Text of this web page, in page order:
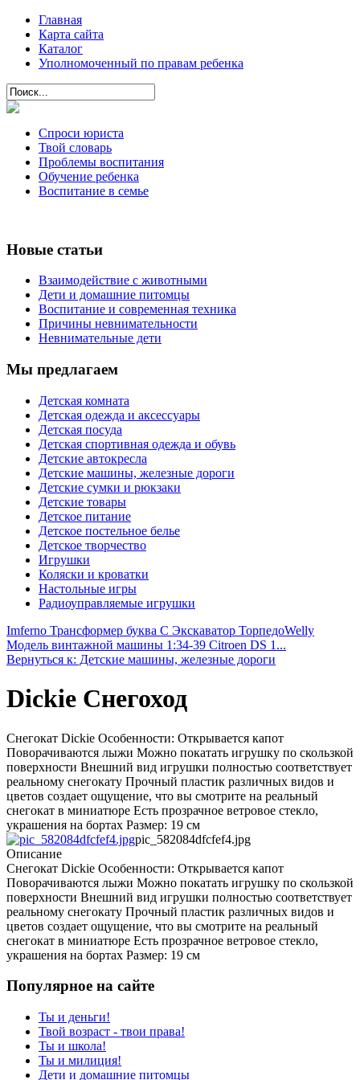
Главная
Карта сайта
Каталог
Уполномоченный по правам ребенка
Спроси юриста
Твой словарь
Проблемы воспитания
Обучение ребенка
Воспитание в семье
Новые статьи
Взаимодействие с животными
Дети и домашние питомцы
Воспитание и современная техника
Причины невнимательности
Невнимательные дети
Мы предлагаем
Детская комната
Детская одежда и аксессуары
Детская посуда
Детская спортивная одежда и обувь
Детские автокресла
Детские машины, железные дороги
Детские сумки и рюкзаки
Детские товары
Детское питание
Детское постельное белье
Детское творчество
Игрушки
Коляски и кроватки
Настольные игры
Радиоуправляемые игрушки
Imferno Трансформер буква С Экскаватор ТорпедоWelly
Модель винтажной машины 1:34-39 Citroen DS 1...
Вернуться к: Детские машины, железные дороги
Dickie Снегоход
Снегокат Dickie Особенности: Открывается капот
Поворачиваются лыжи Можно покатать игрушку по скользкой
поверхности Внешний вид игрушки полностью соответствует
реальному снегокату Прочный пластик различных видов и
цветов создает ощущение, что вы смотрите на реальный
снегокат в миниатюре Есть прозрачное ветровое стекло,
украшения на бортах Размер: 19 см
pic_582084dfcfef4.jpg
Описание
Снегокат Dickie Особенности: Открывается капот
Поворачиваются лыжи Можно покатать игрушку по скользкой
поверхности Внешний вид игрушки полностью соответствует
реальному снегокату Прочный пластик различных видов и
цветов создает ощущение, что вы смотрите на реальный
снегокат в миниатюре Есть прозрачное ветровое стекло,
украшения на бортах Размер: 19 см
Популярное на сайте
Ты и деньги!
Твой возраст - твои права!
Ты и школа!
Ты и милиция!
Дети и домашние питомцы